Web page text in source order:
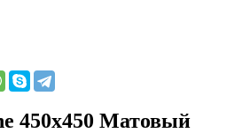
450x450 Матовый